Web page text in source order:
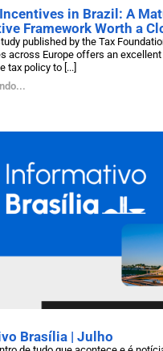
in Brazil: A
Framework Worth a
published by the Tax
across Europe offers an
tax policy to [...]
Brasília | Julho